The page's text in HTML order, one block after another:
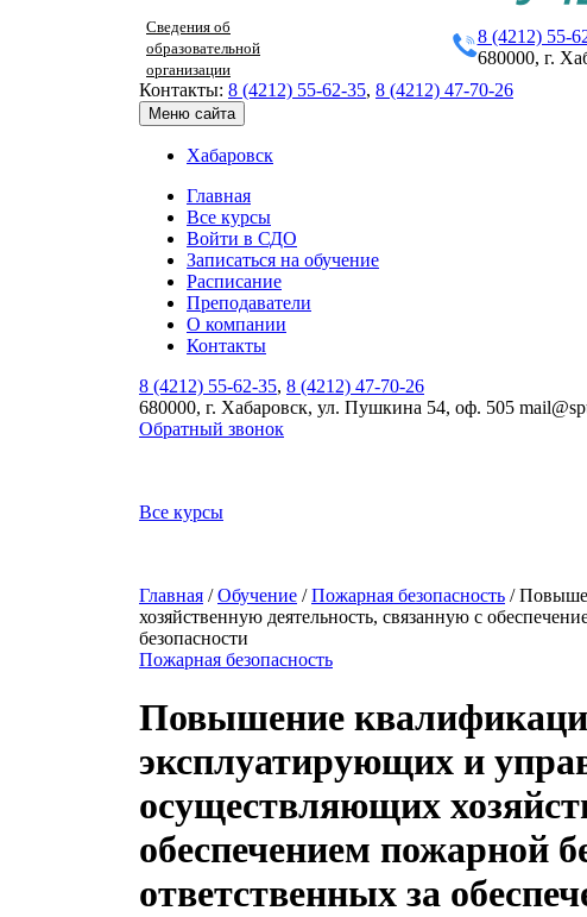
Сведения об
образовательной
организации
8 (4212) 55-
680000, г.
Контакты: 8 (4212) 55-62-35, 8 (4212) 47-70-26
Меню сайта
Хабаровск
Главная
Все курсы
Войти в СДО
Записаться на обучение
Расписание
Преподаватели
О компании
Контакты
8 (4212) 55-62-35, 8 (4212) 47-70-26
680000, г. Хабаровск, ул. Пушкина 54, оф. 505
Обратный звонок
Все курсы
Главная /Обучение /Пожарная безопасность /
хозяйственную деятельность, связанную с
безопасности
Пожарная безопасность
Повышение
эксплуатирующих и
осуществляющих
обеспечением пожарной
ответственных за